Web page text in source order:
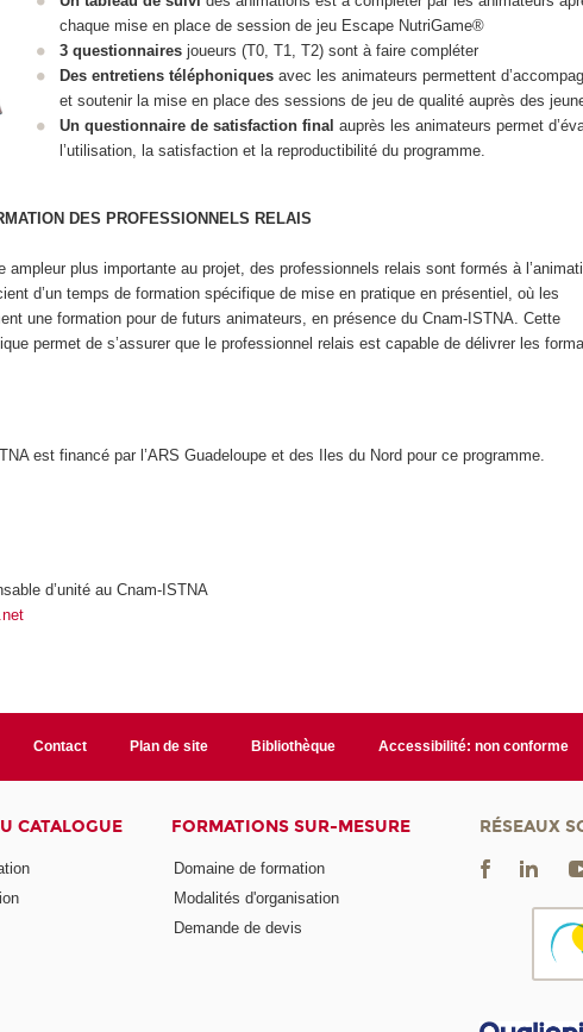
chaque mise en place de session de jeu Escape NutriGame®
3 questionnaires joueurs (T0, T1, T2) sont à faire compléter
Des entretiens téléphoniques avec les animateurs permettent
et soutenir la mise en place des sessions de jeu de qualité auprès des
Un questionnaire de satisfaction final auprès les animateurs permet
l’utilisation, la satisfaction et la reproductibilité du programme.
DES PROFESSIONNELS RELAIS
ampleur plus importante au projet, des professionnels relais sont formés à
d’un temps de formation spécifique de mise en pratique en présentiel, où les
une formation pour de futurs animateurs, en présence du Cnam-ISTNA. Cette
permet de s’assurer que le professionnel relais est capable de délivrer les
est financé par l’ARS Guadeloupe et des Iles du Nord pour ce programme.
d’unité au Cnam-ISTNA
Contact Plan de site Bibliothèque Accessibilité: non conforme
CATALOGUE FORMATIONS SUR-MESURE
Domaine de formation
Modalités d'organisation
Demande de devis
RÉSEAUX